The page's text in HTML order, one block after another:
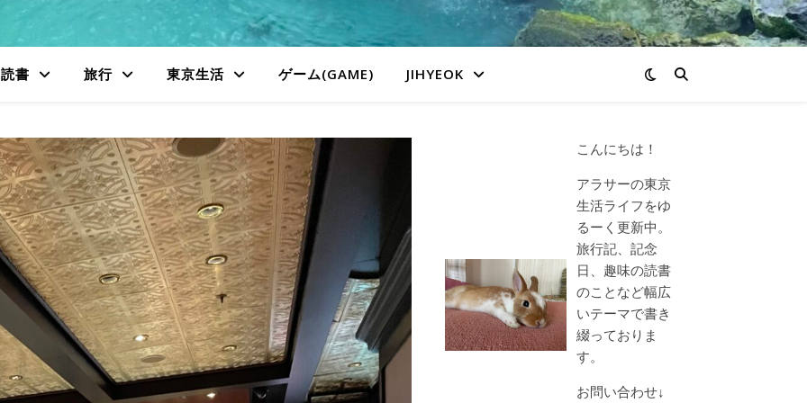
読書 旅行 東京生活 ゲーム(GAME) JIHYEOK
こんにちは！
アラサーの東京
生活ライフをゆ
るーく更新中。
旅行記、記念
日、趣味の読書
のことなど幅広
いテーマで書き
綴っておりま
す。
お問い合わせ↓